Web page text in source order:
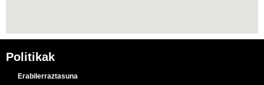
Politikak
Erabilerraztasuna